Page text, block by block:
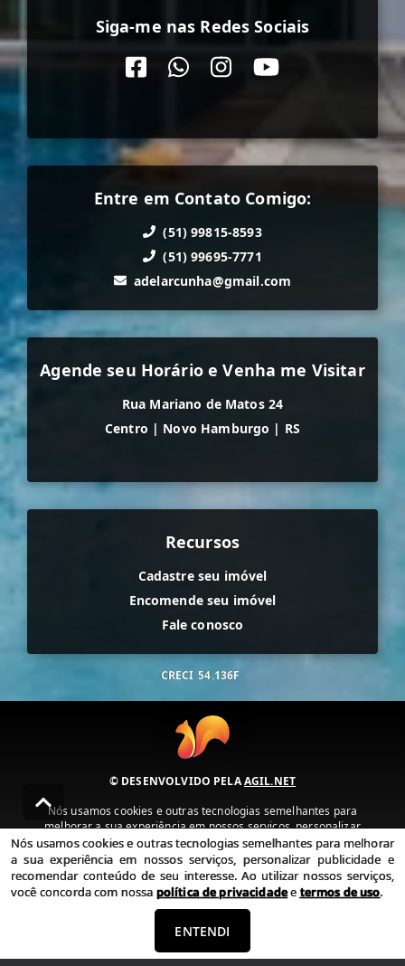
Siga-me nas Redes Sociais
Entre em Contato Comigo:
(51) 99815-8593
(51) 99695-7771
adelarcunha@gmail.com
Agende seu Horário e Venha me Visitar
Rua Mariano de Matos 24
Centro | Novo Hamburgo | RS
Recursos
Cadastre seu imóvel
Encomende seu imóvel
Fale conosco
CRECI 54.136F
© DESENVOLVIDO PELAAGIL.NET
Nós usamos cookies e outras tecnologias semelhantes para
melhorar a sua experiência em nossos serviços, personalizar
publicidade e recomendar conteúdo de seu interesse. Ao utilizar
nossos serviços, você concorda com nossa política de privacidade e
termos de uso.
Política de Privacidade Termos de uso
Nós usamos cookies e outras tecnologias semelhantes para melhorar
a sua experiência em nossos serviços, personalizar publicidade e
recomendar conteúdo de seu interesse. Ao utilizar nossos serviços,
você concorda com nossa política de privacidadeetermos de uso.
ENTENDI